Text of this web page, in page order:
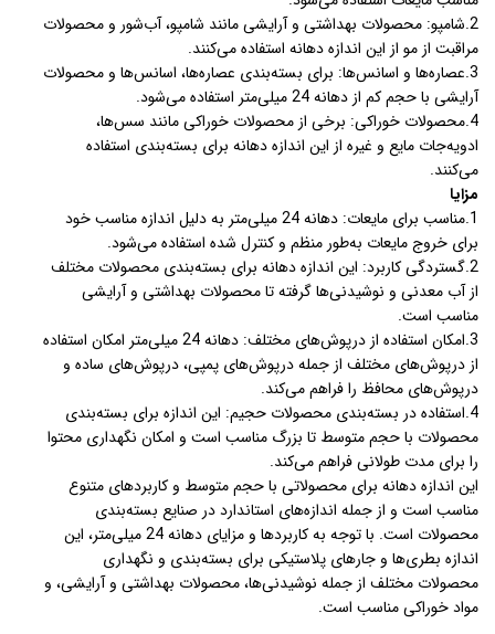
2.شامپو: محصولات بهداشتی و آرایشی مانند شامپو، آب‌شور و محصولات
مراقبت از مو از این اندازه دهانه استفاده می‌کنند.
3.عصاره‌ها و اسانس‌ها: برای بسته‌بندی عصاره‌ها، اسانس‌ها و محصولات
آرایشی با حجم کم از دهانه 24 میلی‌متر استفاده می‌شود.
4.محصولات خوراکی: برخی از محصولات خوراکی مانند سس‌ها،
ادویه‌جات مایع و غیره از این اندازه دهانه برای بسته‌بندی استفاده
می‌کنند.
مزایا
1.مناسب برای مایعات: دهانه 24 میلی‌متر به دلیل اندازه مناسب خود
برای خروج مایعات به‌طور منظم و کنترل شده استفاده می‌شود.
2.گستردگی کاربرد: این اندازه دهانه برای بسته‌بندی محصولات مختلف
از آب معدنی و نوشیدنی‌ها گرفته تا محصولات بهداشتی و آرایشی
مناسب است.
3.امکان استفاده از درپوش‌های مختلف: دهانه 24 میلی‌متر امکان استفاده
از درپوش‌های مختلف از جمله درپوش‌های پمپی، درپوش‌های ساده و
درپوش‌های محافظ را فراهم می‌کند.
4.استفاده در بسته‌بندی محصولات حجیم: این اندازه برای بسته‌بندی
محصولات با حجم متوسط تا بزرگ مناسب است و امکان نگهداری محتوا
را برای مدت طولانی فراهم می‌کند.
این اندازه دهانه برای محصولاتی با حجم متوسط و کاربردهای متنوع
مناسب است و از جمله اندازه‌های استاندارد در صنایع بسته‌بندی
محصولات است. با توجه به کاربردها و مزایای دهانه 24 میلی‌متر، این
اندازه بطری‌ها و جارهای پلاستیکی برای بسته‌بندی و نگهداری
محصولات مختلف از جمله نوشیدنی‌ها، محصولات بهداشتی و آرایشی، و
مواد خوراکی مناسب است.